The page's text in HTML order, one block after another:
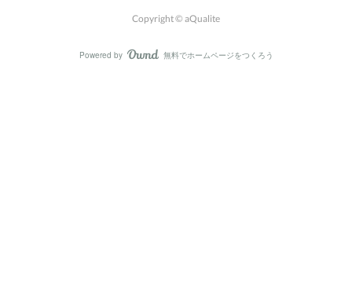
Copyright © aQualite
Powered by AmebaOwnd
無料でホームページをつくろう